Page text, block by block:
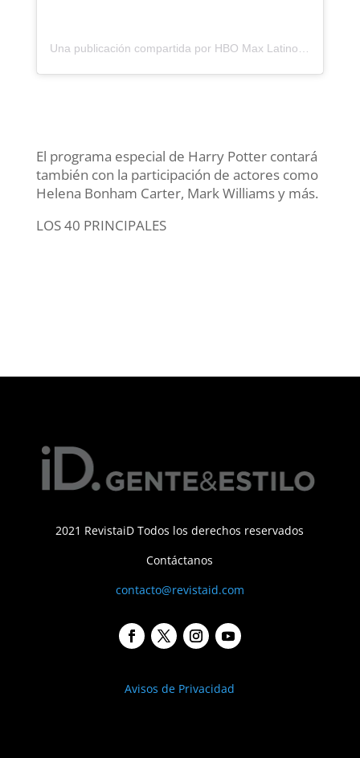
Una publicación compartida por HBO Max Latinoamérica (@hbomaxla)
El programa especial de Harry Potter contará
también con la participación de actores como
Helena Bonham Carter, Mark Williams y más.
LOS 40 PRINCIPALES
2021 RevistaiD Todos los derechos reservados
Contáctanos
contacto@revistaid.com
Avisos de Privacidad